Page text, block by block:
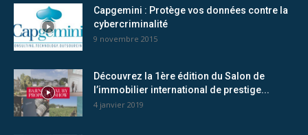
Capgemini : Protège vos données contre la
cybercriminalité
9 novembre 2015
Découvrez la 1ère édition du Salon de
l’immobilier international de prestige...
4 janvier 2019